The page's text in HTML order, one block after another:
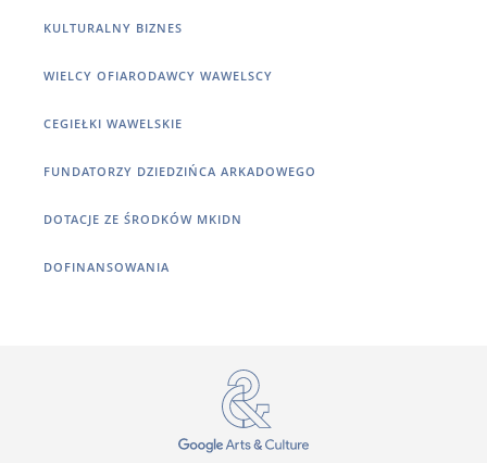
KULTURALNY BIZNES
WIELCY OFIARODAWCY WAWELSCY
CEGIEŁKI WAWELSKIE
FUNDATORZY DZIEDZIŃCA ARKADOWEGO
DOTACJE ZE ŚRODKÓW MKIDN
DOFINANSOWANIA